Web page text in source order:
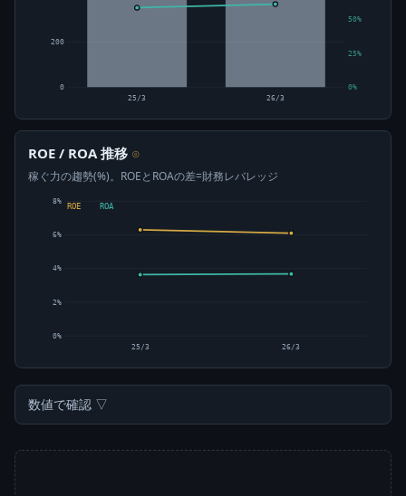
0
200
0%
25%
50%
25/3 26/3
ROE / ROA 推移 ⊙
稼ぐ力の趨勢(%)。ROEとROAの差=財務レバレッジ
0%
2%
4%
6%
8%
ROE ROA
25/3 26/3
数値で確認 ▽